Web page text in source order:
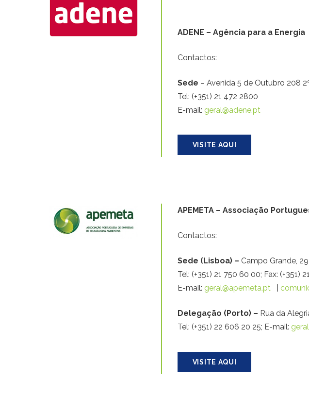
ADENE – Agência para a Energia
Contactos:
Sede – Avenida 5 de Outubro 208
Tel: (+351) 21 472 2800
E-mail: geral@adene.pt
VISITE AQUI
APEMETA – Associação
Contactos:
Sede (Lisboa) – Campo Grande,
Tel: (+351) 21 750 60 00; Fax: (+351)
E-mail: geral@apemeta.pt
Delegação (Porto) – Rua da
Tel: (+351) 22 606 20 25; E-mail:
VISITE AQUI